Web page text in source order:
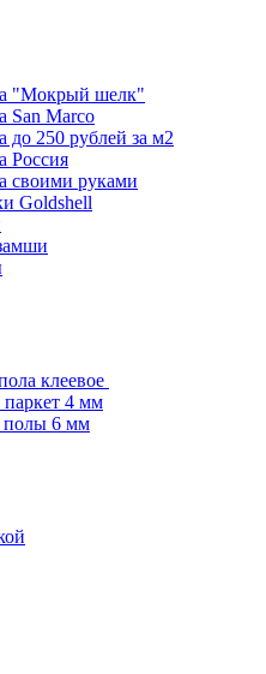
"Мокрый шелк"
San Marco
до 250 рублей за м2
Россия
своими руками
Goldshell
клеевое
4 мм
полы 6 мм